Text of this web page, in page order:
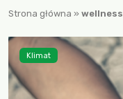
Strona główna » wellness
Klimat